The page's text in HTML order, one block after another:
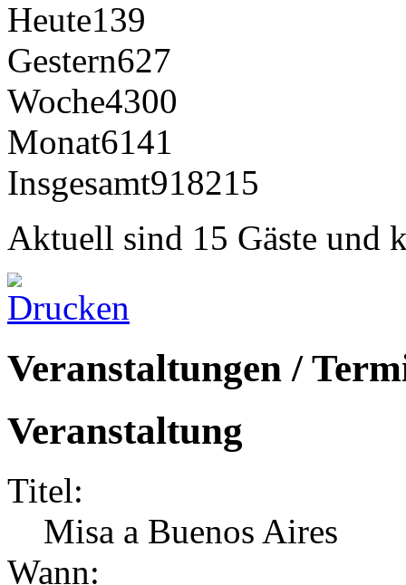
Heute139
Gestern627
Woche4300
Monat6141
Insgesamt918215
Aktuell sind 15 Gäste und
Veranstaltungen /
Veranstaltung
Titel:
Misa a Buenos Aires
Wann: